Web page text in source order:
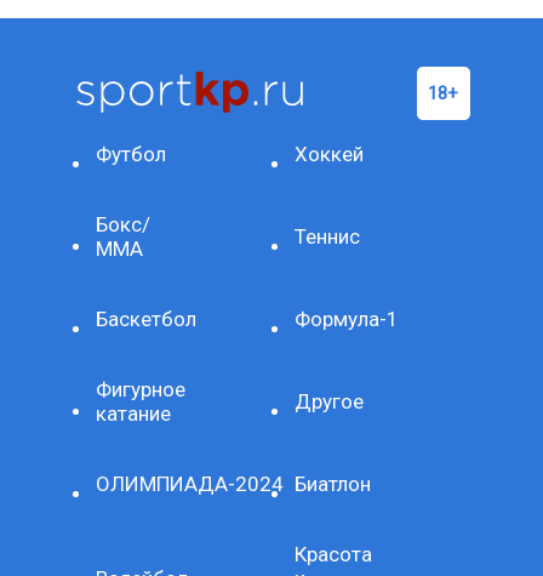
Футбол Хоккей
Бокс/
ММА
Теннис
Баскетбол Формула-1
Фигурное
катание
Другое
ОЛИМПИАДА-2024 Биатлон
Красота